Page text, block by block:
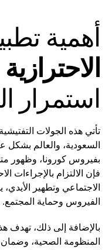
أهمية
الاحترازية
استمرار
تأتي هذه الجولات
السعودية، والعالم بشكل
بفيروس كورونا، وظهور
فإن الالتزام بالإجراءات
الاجتماعي وتطهير
الفيروس وحماية المجتمع.
بالإضافة إلى ذلك، تهدف
المنظومة الصحية، وضمان